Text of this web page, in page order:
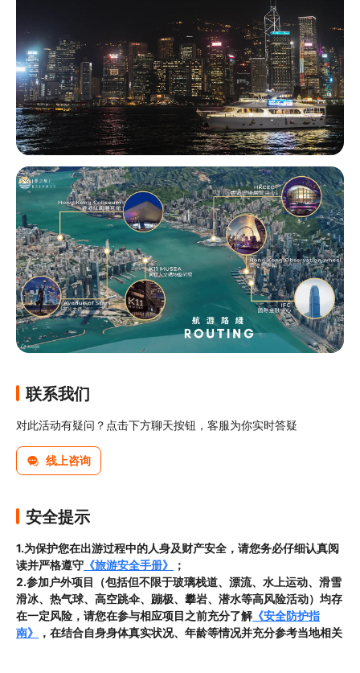
联系我们
对此活动有疑问？点击下方聊天按钮，客服为你实时答疑
线上咨询
安全提示
1.为保护您在出游过程中的人身及财产安全，请您务必仔细认真阅
读并严格遵守 《旅游安全手册》
；
2.参加户外项目（包括但不限于玻璃栈道、漂流、水上运动、滑雪
滑冰、热气球、高空跳伞、蹦极、攀岩、潜水等高风险活动）均存
在一定风险，请您在参与相应项目之前充分了解《安全防护指
南》
，在结合自身身体真实状况、年龄等情况并充分参考当地相关